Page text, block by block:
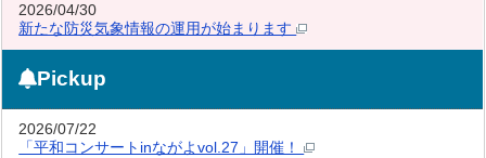
2026/04/30
新たな防災気象情報の運用が始まります
Pickup
2026/07/22
「平和コンサートinながよvol.27」開催！